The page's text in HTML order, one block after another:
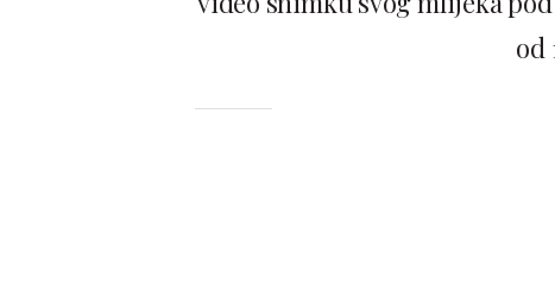
od